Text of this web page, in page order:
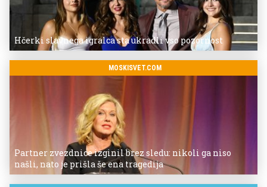
Hčerki slavnega igralca sta ukradli vso pozornost
MOSKISVET.COM
Partner zvezdnice izginil brez sledu: nikoli ga niso
našli, nato je prišla še ena tragedija